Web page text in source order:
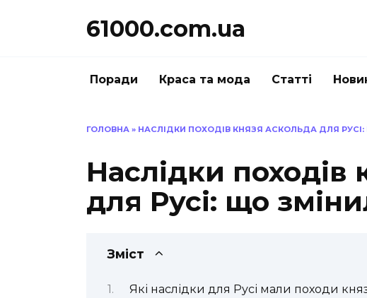
61000.com.ua
Поради Краса та мода Статті
ГОЛОВНА » НАСЛІДКИ ПОХОДІВ КНЯЗЯ АСКОЛЬДА ДЛЯ
Наслідки походів
для Русі: що
Зміст
Які наслідки для Русі мали походи